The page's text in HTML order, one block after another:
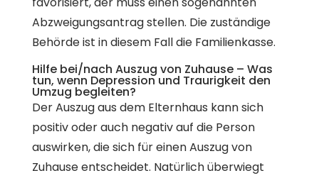
Abzweigungsantrag stellen. Die zuständige
Behörde ist in diesem Fall die Familienkasse.
Hilfe bei/nach Auszug von Zuhause – Was
tun, wenn Depression und Traurigkeit den
Umzug begleiten?
Der Auszug aus dem Elternhaus kann sich
positiv oder auch negativ auf die Person
auswirken, die sich für einen Auszug von
Zuhause entscheidet. Natürlich überwiegt